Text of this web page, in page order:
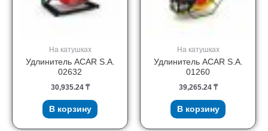
На катушках
Удлинитель ACAR S.A.
02632
30,935.24 ₸
В корзину
На катушках
Удлинитель ACAR S.A.
01260
39,265.24 ₸
В корзину